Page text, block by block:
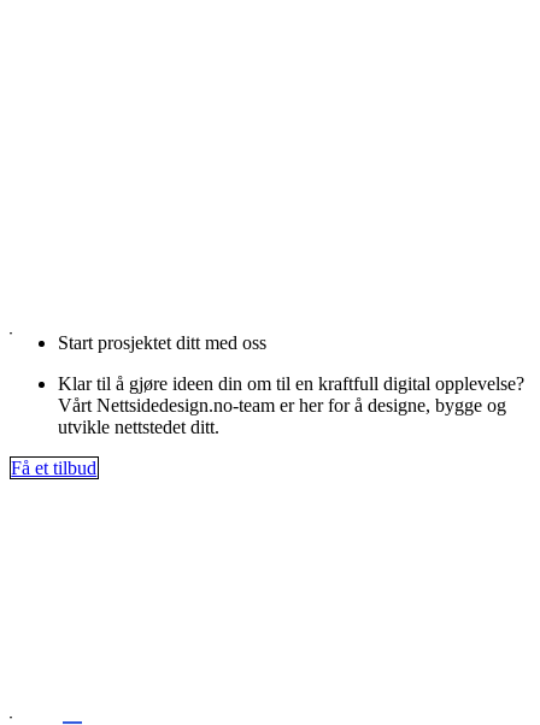
Start prosjektet ditt med oss
Klar til å gjøre ideen din om til en kraftfull digital opplevelse?
Vårt Nettsidedesign.no-team er her for å designe, bygge og
utvikle nettstedet ditt.
Få et tilbud